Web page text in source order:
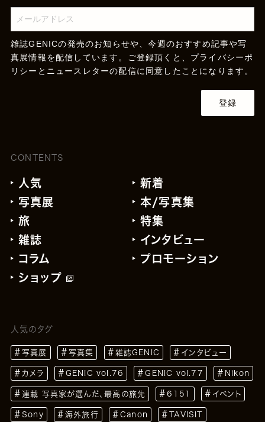
雑誌GENICの発売のお知らせや、今週のおすすめ記事や写
真展情報を配信しています。ご登録頂くと、 プライバシーポ
リシー とニュースレターの配信に同意したことになります。
登録
CONTENTS
人気
新着
写真展
本/写真集
旅
特集
雑誌
インタビュー
コラム
プロモーション
ショップ
人気のタグ
写真展 写真集 雑誌GENIC インタビュー
カメラ GENIC vol.76 GENIC vol.77 Nikon
連載 写真家が選んだ、最高の旅先 6151 イベント
Sony 海外旅行 Canon TAVISIT